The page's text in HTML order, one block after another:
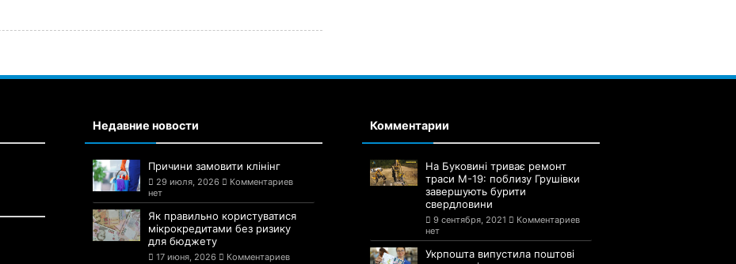
Недавние новости
Причини замовити клінінг
29 июля, 2026
Комментариев
нет
Як правильно користуватися
мікрокредитами без ризику
для бюджету
17 июня, 2026
Комментариев
Комментарии
На Буковині триває ремонт
траси М-19: поблизу Грушівки
завершують бурити
свердловини
9 сентября, 2021
Комментариев
нет
Укрпошта випустила поштові